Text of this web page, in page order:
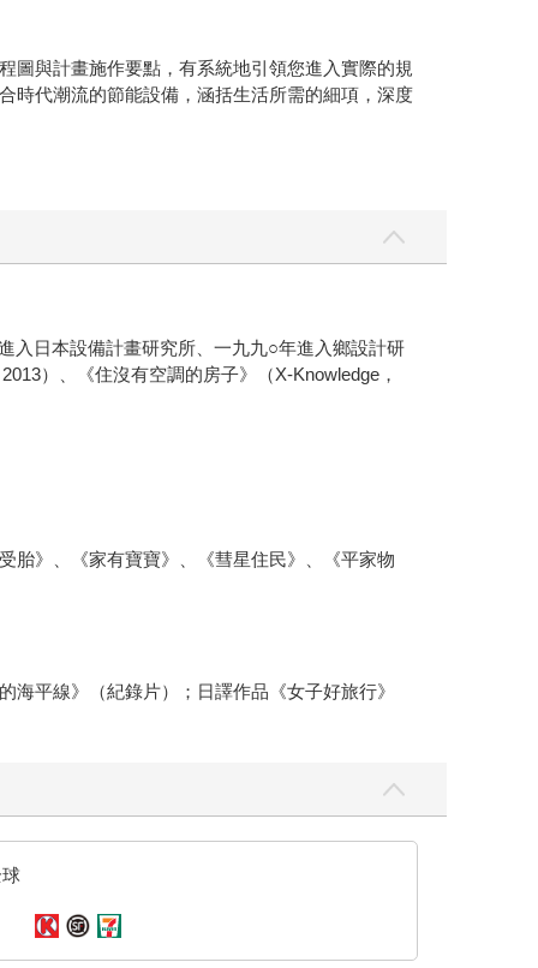
圖與計畫施作要點，有系統地引領您進入實際的規
時代潮流的節能設備，涵括生活所需的細項，深度
入日本設備計畫研究所、一九九○年進入鄉設計研
）、《住沒有空調的房子》（X-Knowledge，
胎》、《家有寶寶》、《彗星住民》、《平家物
平線》（紀錄片）；日譯作品《女子好旅行》